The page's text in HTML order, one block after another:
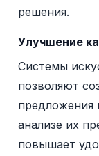
решения.
Улучшение
Системы
позволяют
предложения
анализе их
повышает